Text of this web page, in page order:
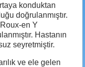
konduktan
doğrulanmıştır.
en Y
Hastanın
seyretmiştir.
ve ele gelen